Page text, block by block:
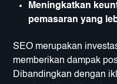
Meningkatkan
pemasaran yang
SEO merupakan
memberikan dampak
Dibandingkan dengan